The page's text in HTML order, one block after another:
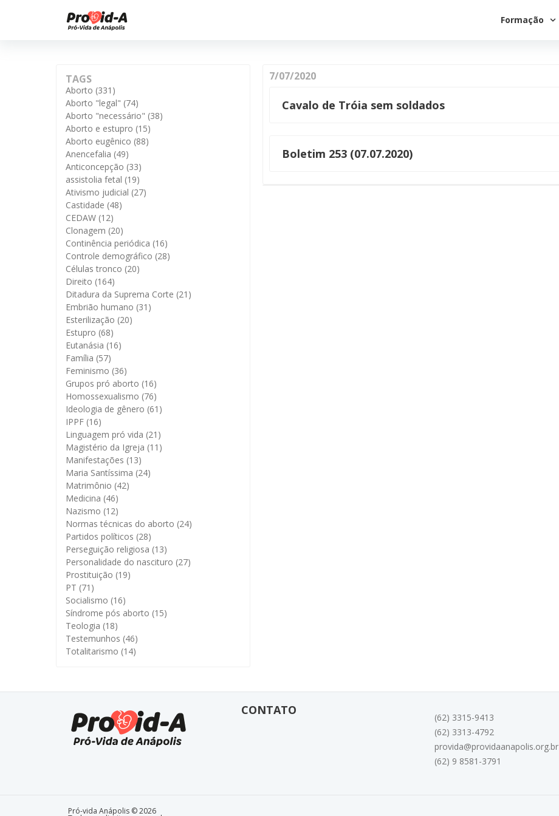
Formação
TAGS
Aborto (331)
Aborto "legal" (74)
Aborto "necessário" (38)
Aborto e estupro (15)
Aborto eugênico (88)
Anencefalia (49)
Anticoncepção (33)
assistolia fetal (19)
Ativismo judicial (27)
Castidade (48)
CEDAW (12)
Clonagem (20)
Continência periódica (16)
Controle demográfico (28)
Células tronco (20)
Direito (164)
Ditadura da Suprema Corte (21)
Embrião humano (31)
Esterilização (20)
Estupro (68)
Eutanásia (16)
Família (57)
Feminismo (36)
Grupos pró aborto (16)
Homossexualismo (76)
Ideologia de gênero (61)
IPPF (16)
Linguagem pró vida (21)
Magistério da Igreja (11)
Manifestações (13)
Maria Santíssima (24)
Matrimônio (42)
Medicina (46)
Nazismo (12)
Normas técnicas do aborto (24)
Partidos políticos (28)
Perseguição religiosa (13)
Personalidade do nascituro (27)
Prostituição (19)
PT (71)
Socialismo (16)
Síndrome pós aborto (15)
Teologia (18)
Testemunhos (46)
Totalitarismo (14)
7/07/2020
Cavalo de Tróia sem soldados
Boletim 253 (07.07.2020)
CONTATO
(62) 3315-9413
(62) 3313-4792
provida@providaanapolis.org.br
(62) 9 8581-3791
Pró-vida Anápolis © 2026